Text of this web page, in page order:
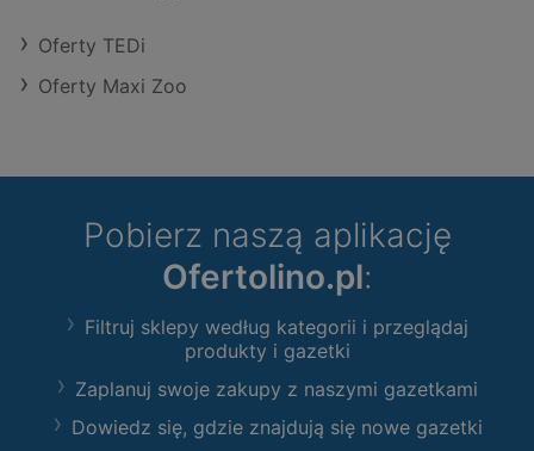
Oferty TEDi
Oferty Maxi Zoo
Pobierz naszą aplikację
Ofertolino.pl:
Filtruj sklepy według kategorii i przeglądaj
produkty i gazetki
Zaplanuj swoje zakupy z naszymi gazetkami
Dowiedz się, gdzie znajdują się nowe gazetki